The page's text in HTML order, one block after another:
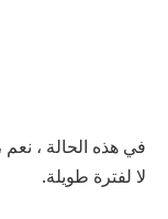
في هذه الحالة ،
لا لفترة طويلة.